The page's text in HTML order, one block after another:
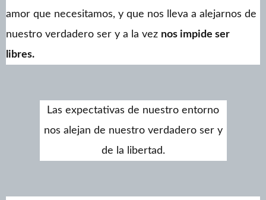
amor que necesitamos, y que nos lleva a alejarnos de
nuestro verdadero ser y a la vez nos impide ser
libres.
Las expectativas de nuestro entorno
nos alejan de nuestro verdadero ser y
de la libertad.